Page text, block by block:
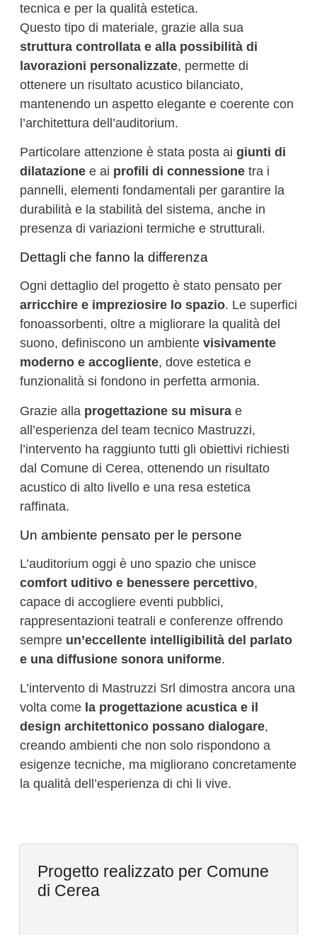
tecnica e per la qualità estetica.
Questo tipo di materiale, grazie alla sua
struttura controllata e alla possibilità di
lavorazioni personalizzate, permette di
ottenere un risultato acustico bilanciato,
mantenendo un aspetto elegante e coerente con
l’architettura dell’auditorium.
Particolare attenzione è stata posta ai giunti di
dilatazione e ai profili di connessione tra i
pannelli, elementi fondamentali per garantire la
durabilità e la stabilità del sistema, anche in
presenza di variazioni termiche e strutturali.
Dettagli che fanno la differenza
Ogni dettaglio del progetto è stato pensato per
arricchire e impreziosire lo spazio. Le superfici
fonoassorbenti, oltre a migliorare la qualità del
suono, definiscono un ambiente visivamente
moderno e accogliente, dove estetica e
funzionalità si fondono in perfetta armonia.
Grazie alla progettazione su misura e
all’esperienza del team tecnico Mastruzzi,
l’intervento ha raggiunto tutti gli obiettivi richiesti
dal Comune di Cerea, ottenendo un risultato
acustico di alto livello e una resa estetica
raffinata.
Un ambiente pensato per le persone
L’auditorium oggi è uno spazio che unisce
comfort uditivo e benessere percettivo,
capace di accogliere eventi pubblici,
rappresentazioni teatrali e conferenze offrendo
sempre un’eccellente intelligibilità del parlato
e una diffusione sonora uniforme.
L’intervento di Mastruzzi Srl dimostra ancora una
volta come la progettazione acustica e il
design architettonico possano dialogare,
creando ambienti che non solo rispondono a
esigenze tecniche, ma migliorano concretamente
la qualità dell’esperienza di chi li vive.
Progetto realizzato per Comune
di Cerea